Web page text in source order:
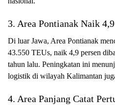
3. Area Pontianak Naik
Di luar Jawa, Area Pontianak
43.550 TEUs, naik 4,9 persen
tahun lalu. Peningkatan ini
logistik di wilayah Kalimantan
4. Area Panjang Catat